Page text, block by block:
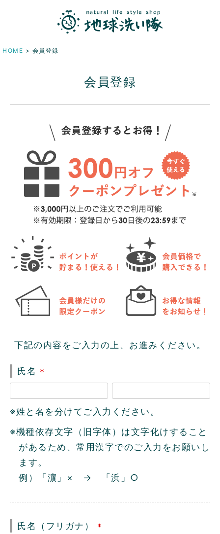
HOME 会員登録
会員登録
下記の内容をご入力の上、お進みください。
氏名
(
必
須
)
※姓と名を分けてご入力ください。
※機種依存文字（旧字体）は文字化けすること
があるため、常用漢字でのご入力をお願いし
ます。
例）「濵」× → 「浜」○
氏名（フリガナ）